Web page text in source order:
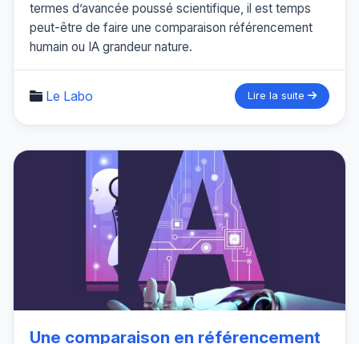
termes d’avancée poussé scientifique, il est temps
peut-être de faire une comparaison référencement
humain ou IA grandeur nature.
Le Labo Lire la suite
Une comparaison en référencement